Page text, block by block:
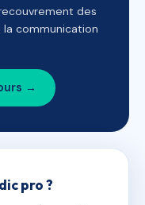
des
la communication
→
pro ?